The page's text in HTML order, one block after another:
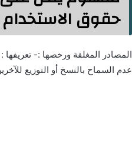
حقوق
المصادر المغلقة ورخصها :-
عدم السماح بالنسخ أو التوزيع